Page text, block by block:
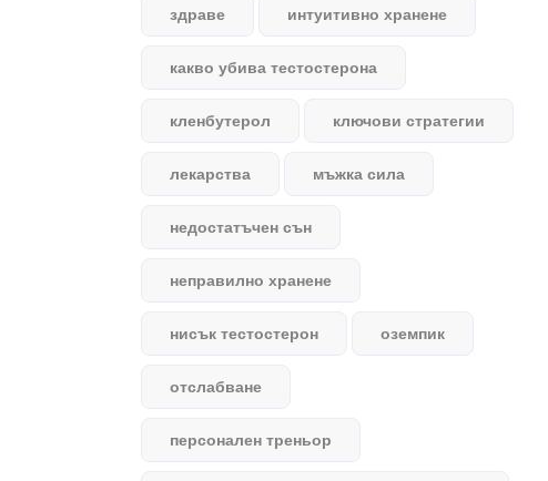
здраве интуитивно хранене
какво убива тестостерона
кленбутерол ключови стратегии
лекарства мъжка сила
недостатъчен сън
неправилно хранене
нисък тестостерон оземпик
отслабване
персонален треньор